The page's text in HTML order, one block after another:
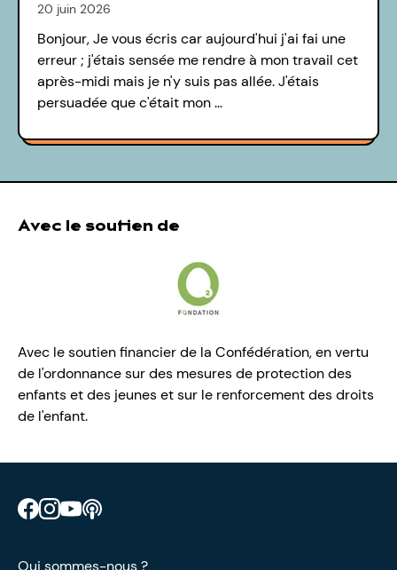
20 juin 2026
Bonjour, Je vous écris car aujourd'hui j'ai fai une
erreur ; j'étais sensée me rendre à mon travail cet
après-midi mais je n'y suis pas allée. J'étais
persuadée que c'était mon …
Avec le soutien de
Avec le soutien financier de la Confédération, en vertu
de l'ordonnance sur des mesures de protection des
enfants et des jeunes et sur le renforcement des droits
de l'enfant.
Retrouve CIAO sur Facebook
Retrouve CIAO sur Instagram
Retrouve CIAO sur YouTube
Qui sommes-nous ?